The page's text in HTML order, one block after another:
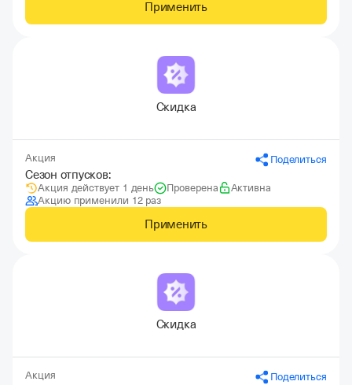
Применить
Скидка
Акция Поделиться
Сезон отпусков:
Акция действует 1 день Проверена
Активна
Акцию применили 12 раз
Применить
Скидка
Акция Поделиться